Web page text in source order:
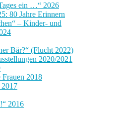
ein …“ 2026
80 Jahre Erinnern
– Kinder- und
Bär?“ (Flucht 2022)
2020/2021
2018
2016